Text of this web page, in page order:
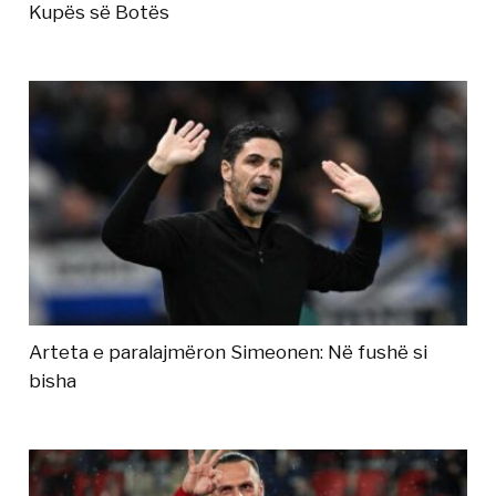
Kupës së Botës
Arteta e paralajmëron Simeonen: Në fushë si
bisha